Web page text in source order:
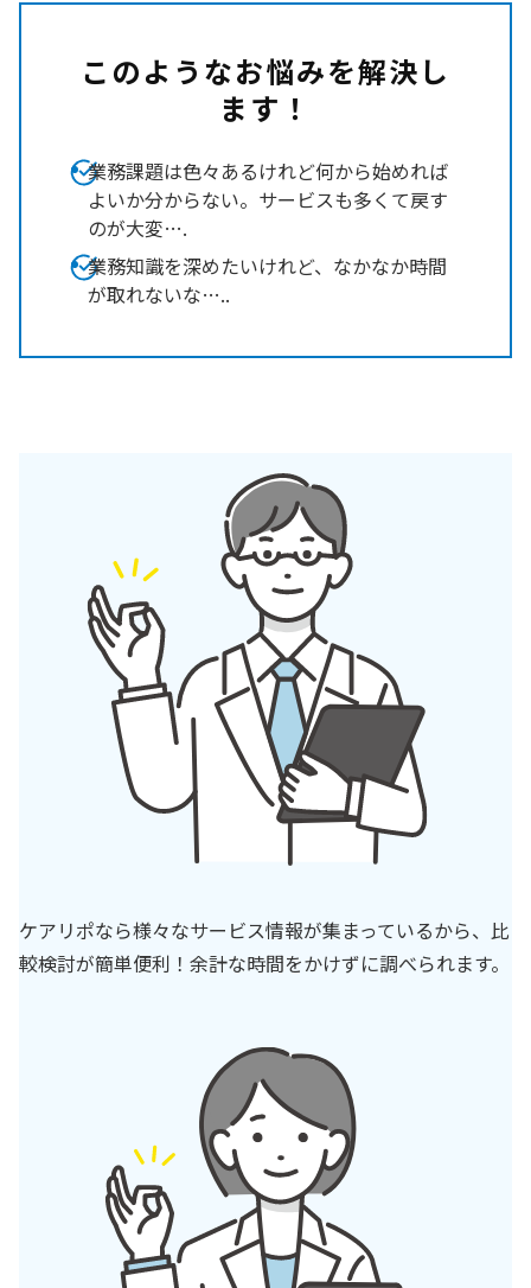
このようなお悩みを解決し
ます！
業務課題は色々あるけれど何から始めれば
よいか分からない。サービスも多くて戻す
のが大変….
業務知識を深めたいけれど、なかなか時間
が取れないな…..
ケアリポなら様々なサービス情報が集まっているから、比
較検討が簡単便利！余計な時間をかけずに調べられます。